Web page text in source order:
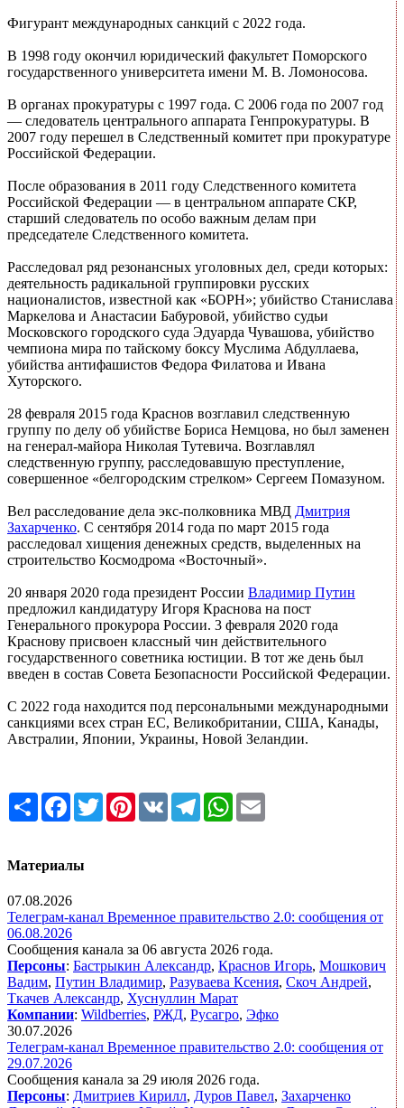
Фигурант международных санкций с 2022 года.
В 1998 году окончил юридический факультет Поморского
государственного университета имени М. В. Ломоносова.
В органах прокуратуры с 1997 года. С 2006 года по 2007 год
— следователь центрального аппарата Генпрокуратуры. В
2007 году перешел в Следственный комитет при прокуратуре
Российской Федерации.
После образования в 2011 году Следственного комитета
Российской Федерации — в центральном аппарате СКР,
старший следователь по особо важным делам при
председателе Следственного комитета.
Расследовал ряд резонансных уголовных дел, среди которых:
деятельность радикальной группировки русских
националистов, известной как «БОРН»; убийство Станислава
Маркелова и Анастасии Бабуровой, убийство судьи
Московского городского суда Эдуарда Чувашова, убийство
чемпиона мира по тайскому боксу Муслима Абдуллаева,
убийства антифашистов Федора Филатова и Ивана
Хуторского.
28 февраля 2015 года Краснов возглавил следственную
группу по делу об убийстве Бориса Немцова, но был заменен
на генерал-майора Николая Тутевича. Возглавлял
следственную группу, расследовавшую преступление,
совершенное «белгородским стрелком» Сергеем Помазуном.
Вел расследование дела экс-полковника МВД Дмитрия
Захарченко. С сентября 2014 года по март 2015 года
расследовал хищения денежных средств, выделенных на
строительство Космодрома «Восточный».
20 января 2020 года президент России Владимир Путин
предложил кандидатуру Игоря Краснова на пост
Генерального прокурора России. 3 февраля 2020 года
Краснову присвоен классный чин действительного
государственного советника юстиции. В тот же день был
введен в состав Совета Безопасности Российской Федерации.
С 2022 года находится под персональными международными
санкциями всех стран ЕС, Великобритании, США, Канады,
Австралии, Японии, Украины, Новой Зеландии.
Share Facebook
TwitterPinterest
VK TelegramWhatsApp
Материалы
07.08.2026
Телеграм-канал Временное правительство 2.0: сообщения от
06.08.2026
Сообщения канала за 06 августа 2026 года.
Персоны: Бастрыкин Александр, Краснов Игорь, Мошкович
Вадим, Путин Владимир, Разуваева Ксения, Скоч Андрей,
Ткачев Александр, Хуснуллин Марат
Компании: Wildberries, РЖД, Русагро, Эфко
30.07.2026
Телеграм-канал Временное правительство 2.0: сообщения от
29.07.2026
Сообщения канала за 29 июля 2026 года.
Персоны: Дмитриев Кирилл, Дуров Павел, Захарченко